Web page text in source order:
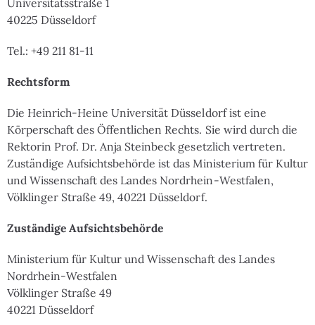
Universitätsstraße 1
40225 Düsseldorf
Tel.: +49 211 81-11
Rechtsform
Die Heinrich-Heine Universität Düsseldorf ist eine
Körperschaft des Öffentlichen Rechts. Sie wird durch die
Rektorin Prof. Dr. Anja Steinbeck gesetzlich vertreten.
Zuständige Aufsichtsbehörde ist das Ministerium für Kultur
und Wissenschaft des Landes Nordrhein-Westfalen,
Völklinger Straße 49, 40221 Düsseldorf.
Zuständige Aufsichtsbehörde
Ministerium für Kultur und Wissenschaft des Landes
Nordrhein-Westfalen
Völklinger Straße 49
40221 Düsseldorf